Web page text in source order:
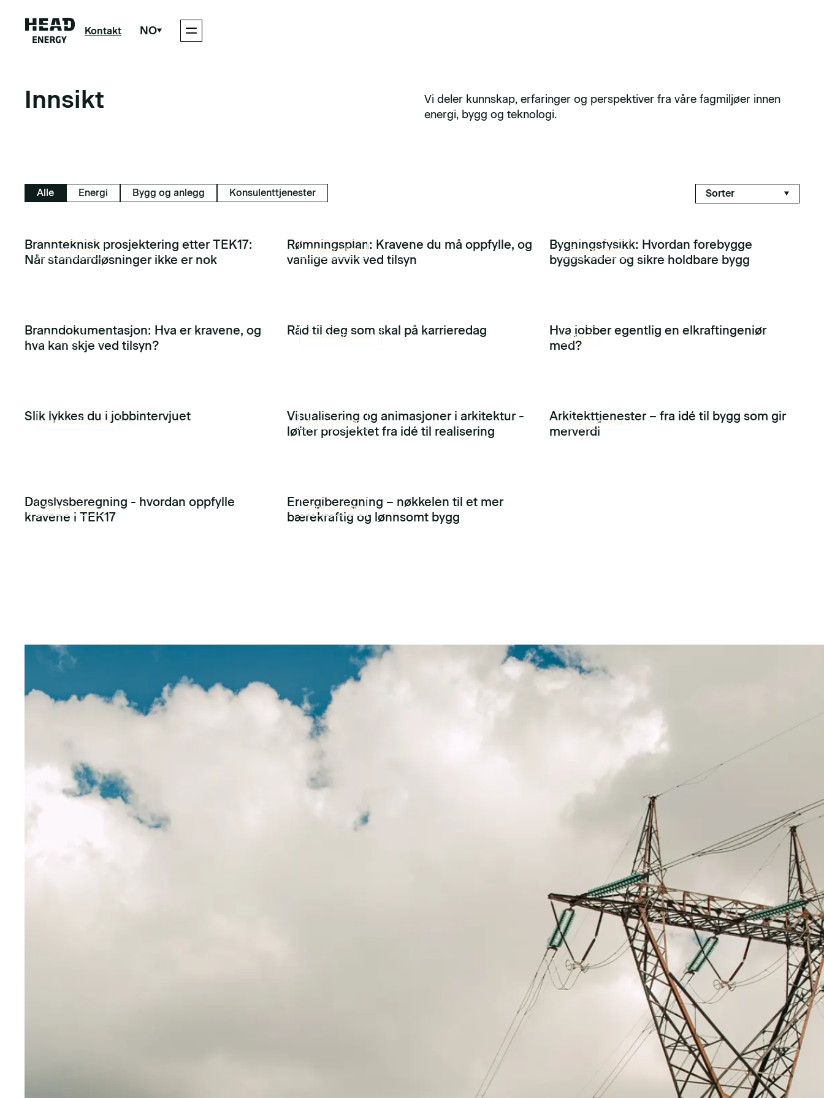
Kontakt NO
Innsikt
Vi deler kunnskap, erfaringer og perspektiver fra våre fagmiljøer innen
energi, bygg og teknologi.
Alle Energi Bygg og anlegg Konsulenttjenester
Bygg og anlegg
Brannteknisk prosjektering etter TEK17:
Når standardløsninger ikke er nok
Bygg og anlegg
Rømningsplan: Kravene du må oppfylle, og
vanlige avvik ved tilsyn
Bygg og anlegg
Bygningsfysikk: Hvordan forebygge
byggskader og sikre holdbare bygg
Bygg og anlegg
Branndokumentasjon: Hva er kravene, og
hva kan skje ved tilsyn?
Konsulenttjenester
Råd til deg som skal på karrieredag Energi
Hva jobber egentlig en elkraftingeniør
med?
Konsulenttjenester
Slik lykkes du i jobbintervjuet Bygg og anlegg
Visualisering og animasjoner i arkitektur -
løfter prosjektet fra idé til realisering
Bygg og anlegg
Arkitekttjenester – fra idé til bygg som gir
merverdi
Bygg og anlegg
Dagslysberegning - hvordan oppfylle
kravene i TEK17
Bygg og anlegg
Energiberegning – nøkkelen til et mer
bærekraftig og lønnsomt bygg